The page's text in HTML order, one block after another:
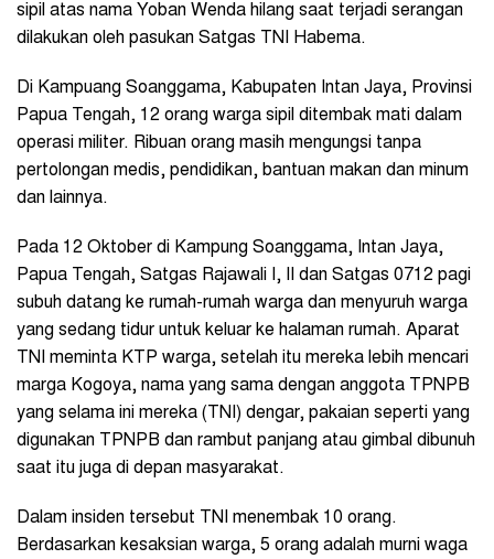
sipil atas nama Yoban Wenda hilang saat terjadi serangan
dilakukan oleh pasukan Satgas TNI Habema.
Di Kampuang Soanggama, Kabupaten Intan Jaya, Provinsi
Papua Tengah, 12 orang warga sipil ditembak mati dalam
operasi militer. Ribuan orang masih mengungsi tanpa
pertolongan medis, pendidikan, bantuan makan dan minum
dan lainnya.
Pada 12 Oktober di Kampung Soanggama, Intan Jaya,
Papua Tengah, Satgas Rajawali I, II dan Satgas 0712 pagi
subuh datang ke rumah-rumah warga dan menyuruh warga
yang sedang tidur untuk keluar ke halaman rumah. Aparat
TNI meminta KTP warga, setelah itu mereka lebih mencari
marga Kogoya, nama yang sama dengan anggota TPNPB
yang selama ini mereka (TNI) dengar, pakaian seperti yang
digunakan TPNPB dan rambut panjang atau gimbal dibunuh
saat itu juga di depan masyarakat.
Dalam insiden tersebut TNI menembak 10 orang.
Berdasarkan kesaksian warga, 5 orang adalah murni waga